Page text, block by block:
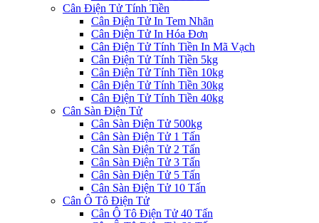
Cân Điện Tử Tính Tiền
Cân Điện Tử In Tem Nhãn
Cân Điện Tử In Hóa Đơn
Cân Điện Tử Tính Tiền In Mã Vạch
Cân Điện Tử Tính Tiền 5kg
Cân Điện Tử Tính Tiền 10kg
Cân Điện Tử Tính Tiền 30kg
Cân Điện Tử Tính Tiền 40kg
Cân Sàn Điện Tử
Cân Sàn Điện Tử 500kg
Cân Sàn Điện Tử 1 Tấn
Cân Sàn Điện Tử 2 Tấn
Cân Sàn Điện Tử 3 Tấn
Cân Sàn Điện Tử 5 Tấn
Cân Sàn Điện Tử 10 Tấn
Cân Ô Tô Điện Tử
Cân Ô Tô Điện Tử 40 Tấn